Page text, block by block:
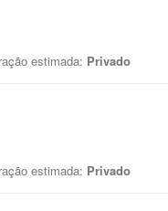
estimada: Privado
estimada: Privado